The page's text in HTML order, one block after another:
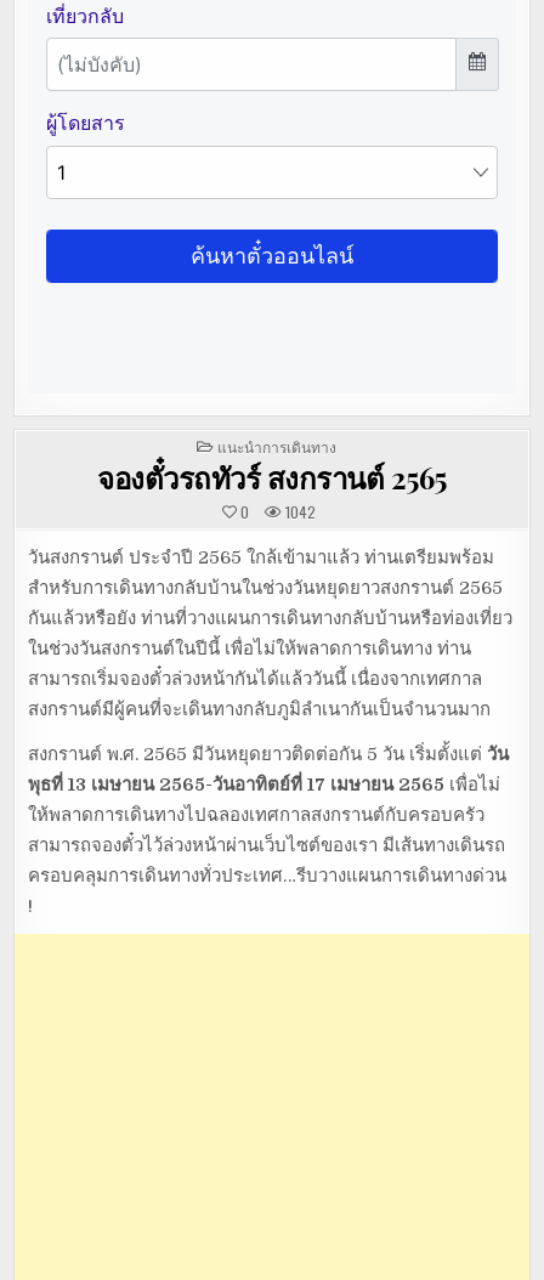
POSTED
IN
แนะนำการเดินทาง
จองตั๋วรถทัวร์ สงกรานต์ 2565
0 1042
วันสงกรานต์ ประจำปี 2565 ใกล้เข้ามาแล้ว ท่านเตรียมพร้อม
สำหรับการเดินทางกลับบ้านในช่วงวันหยุดยาวสงกรานต์ 2565
กันแล้วหรือยัง ท่านที่วางแผนการเดินทางกลับบ้านหรือท่องเที่ยว
ในช่วงวันสงกรานต์ในปีนี้ เพื่อไม่ให้พลาดการเดินทาง ท่าน
สามารถเริ่มจองตั๋วล่วงหน้ากันได้แล้ววันนี้ เนื่องจากเทศกาล
สงกรานต์มีผู้คนที่จะเดินทางกลับภูมิลำเนากันเป็นจำนวนมาก
สงกรานต์ พ.ศ. 2565 มีวันหยุดยาวติดต่อกัน 5 วัน เริ่มตั้งแต่ วัน
พุธที่ 13 เมษายน 2565-วันอาทิตย์ที่ 17 เมษายน 2565 เพื่อไม่
ให้พลาดการเดินทางไปฉลองเทศกาลสงกรานต์กับครอบครัว
สามารถจองตั๋วไว้ล่วงหน้าผ่านเว็บไซต์ของเรา มีเส้นทางเดินรถ
ครอบคลุมการเดินทางทั่วประเทศ…รีบวางแผนการเดินทางด่วน
!